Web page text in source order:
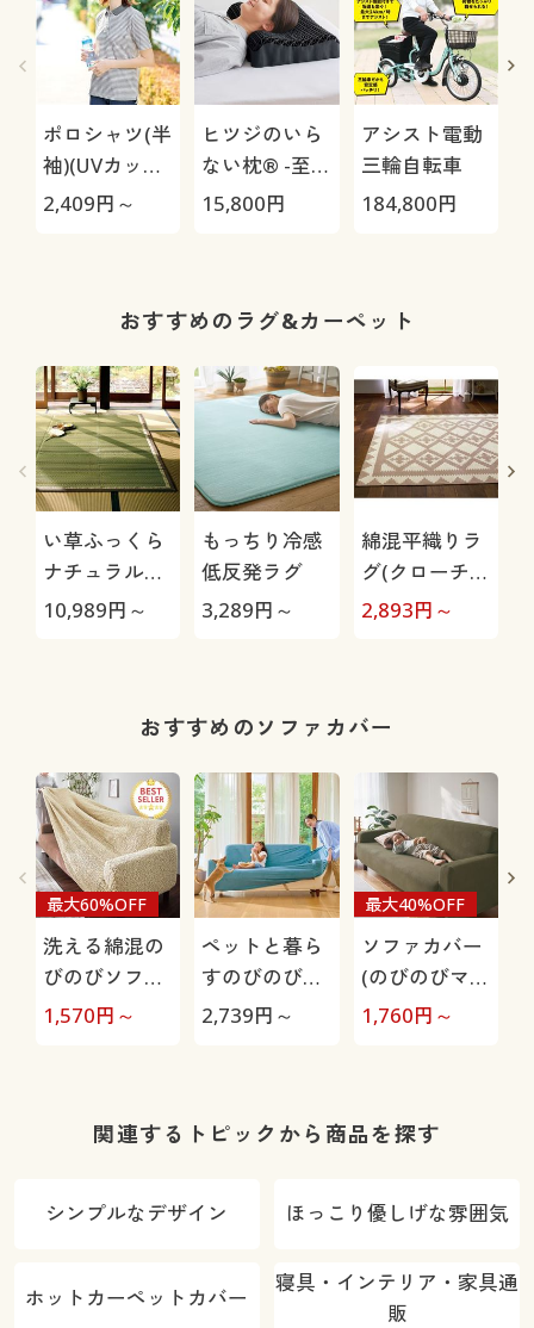
ポロシャツ(半
袖)(UVカッ
ト・洗濯機
2,409円～
ヒツジのいら
ない枕® -至
極-
15,800円
アシスト電動
三輪自転車
184,800円
おすすめのラグ&カーペット
い草ふっくら
ナチュラルラ
グ(防ダニ・は
10,989円～
もっちり冷感
低反発ラグ
3,289円～
綿混平織りラ
グ(クローチ
ェ)
2,893円～
おすすめのソファカバー
洗える綿混の
びのびソファ
カバー(のびる
最大60%OFF
1,570円～
ペットと暮ら
すのびのびソ
ファカバー(は
2,739円～
ソファカバー
(のびのびマイ
クロフリース)
脱着簡単 洗濯
用)
最大40%OFF
1,760円～
関連するトピックから商品を探す
シンプルなデザイン ほっこり優しげな雰囲気
ホットカーペットカバー
寝具・インテリア・家具通
販